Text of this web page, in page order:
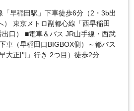
早稲田駅」下車徒歩6分（2・3b出
） 東京メトロ副都心線「西早稲田
口） ■電車＆バス JR山手線・西武
車（早稲田口BIGBOX側）～都バス
大正門」行き 2つ目）徒歩2分